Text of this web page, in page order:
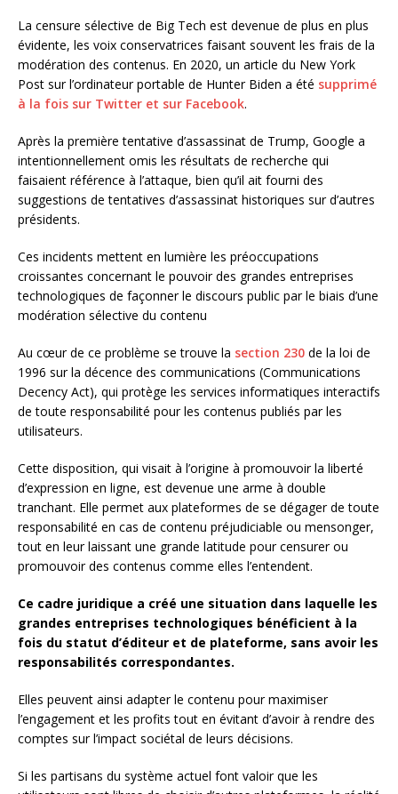
La censure sélective de Big Tech est devenue de plus en plus
évidente, les voix conservatrices faisant souvent les frais de la
modération des contenus. En 2020, un article du New York
Post sur l’ordinateur portable de Hunter Biden a été supprimé
à la fois sur Twitter et sur Facebook.
Après la première tentative d’assassinat de Trump, Google a
intentionnellement omis les résultats de recherche qui
faisaient référence à l’attaque, bien qu’il ait fourni des
suggestions de tentatives d’assassinat historiques sur d’autres
présidents.
Ces incidents mettent en lumière les préoccupations
croissantes concernant le pouvoir des grandes entreprises
technologiques de façonner le discours public par le biais d’une
modération sélective du contenu
Au cœur de ce problème se trouve la section 230 de la loi de
1996 sur la décence des communications (Communications
Decency Act), qui protège les services informatiques interactifs
de toute responsabilité pour les contenus publiés par les
utilisateurs.
Cette disposition, qui visait à l’origine à promouvoir la liberté
d’expression en ligne, est devenue une arme à double
tranchant. Elle permet aux plateformes de se dégager de toute
responsabilité en cas de contenu préjudiciable ou mensonger,
tout en leur laissant une grande latitude pour censurer ou
promouvoir des contenus comme elles l’entendent.
Ce cadre juridique a créé une situation dans laquelle les
grandes entreprises technologiques bénéficient à la
fois du statut d’éditeur et de plateforme, sans avoir les
responsabilités correspondantes.
Elles peuvent ainsi adapter le contenu pour maximiser
l’engagement et les profits tout en évitant d’avoir à rendre des
comptes sur l’impact sociétal de leurs décisions.
Si les partisans du système actuel font valoir que les